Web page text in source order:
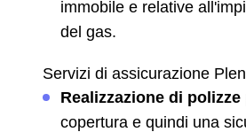
immobile e relative
del gas.
Servizi di assicurazione
Realizzazione di polizze
copertura e quindi una